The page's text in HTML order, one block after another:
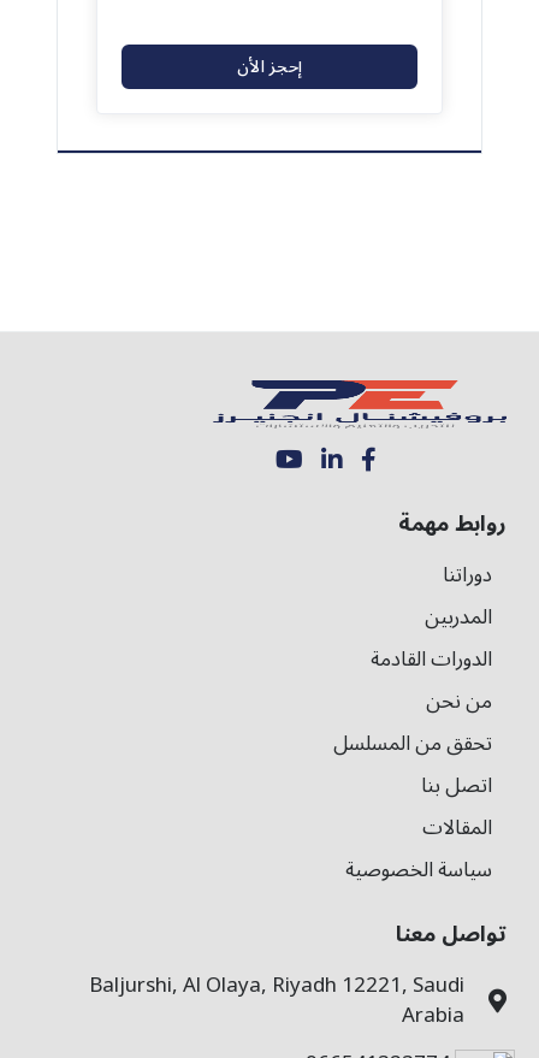
إحجز الأن
روابط مهمة
دوراتنا
المدربين
الدورات القادمة
من نحن
تحقق من المسلسل
اتصل بنا
المقالات
سياسة الخصوصية
تواصل معنا
Baljurshi, Al Olaya, Riyadh 12221, Saudi
Arabia